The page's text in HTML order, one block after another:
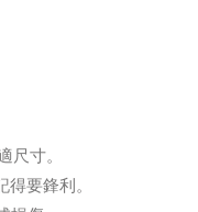
尺寸。
要鋒利。